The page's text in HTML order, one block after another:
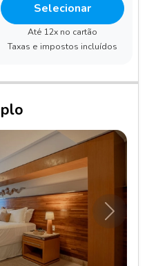
Selecionar
Até 12x no cartão
Taxas e impostos incluídos